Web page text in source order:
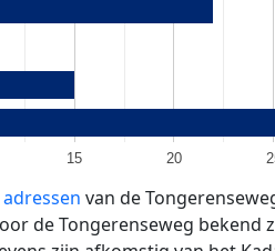
15 20
van de
de Tongerenseweg bekend